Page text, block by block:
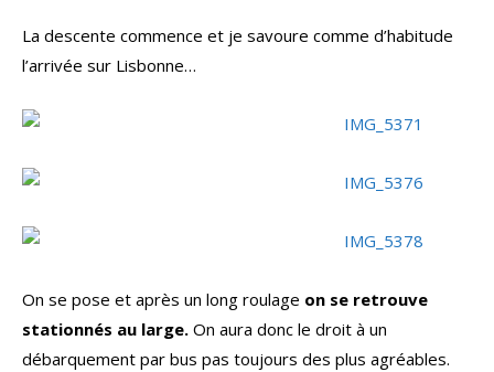
La descente commence et je savoure comme d’habitude
l’arrivée sur Lisbonne…
On se pose et après un long roulage on se retrouve
stationnés au large. On aura donc le droit à un
débarquement par bus pas toujours des plus agréables.